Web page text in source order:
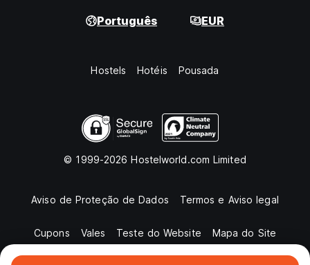
Português EUR
Hostels Hotéis Pousada
© 1999-2026 Hostelworld.com Limited
Aviso de Proteção de Dados Termos e Aviso legal
Cupons Vales Teste do Website Mapa do Site